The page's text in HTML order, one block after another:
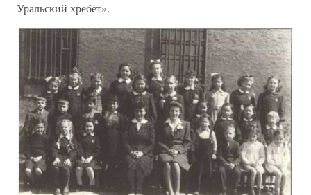
Уральский хребет».